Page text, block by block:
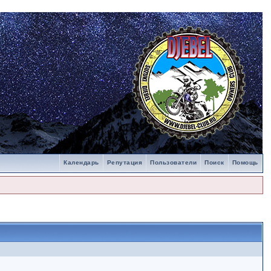
Помощь
Поиск
Пользователи
Репутация
Календарь